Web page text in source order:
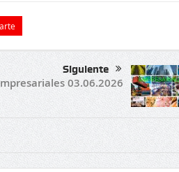
Siguiente
03.06.2026